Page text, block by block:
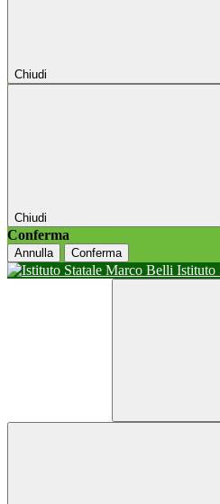
Chiudi
Chiudi
Conferma
Annulla Conferma
Istituto